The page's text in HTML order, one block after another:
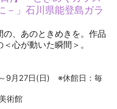
－」石川県能登島ガラ
の、あのときめきを。作品
心が動いた瞬間＞。
9月27日(日) ※休館日：毎
術館